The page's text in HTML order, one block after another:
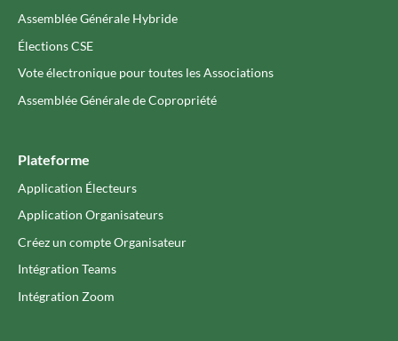
Assemblée Générale Hybride
Élections CSE
Vote électronique pour toutes les Associations
Assemblée Générale de Copropriété
Plateforme
Application Électeurs
Application Organisateurs
Créez un compte Organisateur
Intégration Teams
Intégration Zoom